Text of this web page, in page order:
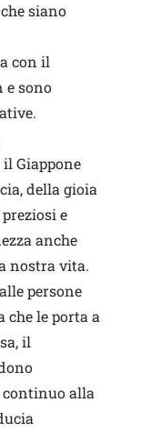
siano
con il
e sono
il Giappone
della gioia
e
anche
nostra vita.
persone
che le porta a
il
alla